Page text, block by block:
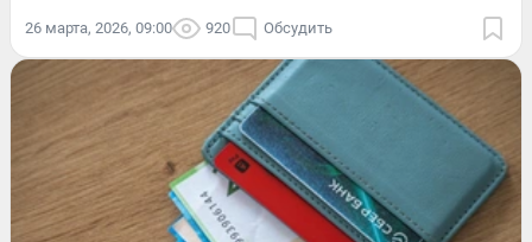
26 марта, 2026, 09:00 920 Обсудить